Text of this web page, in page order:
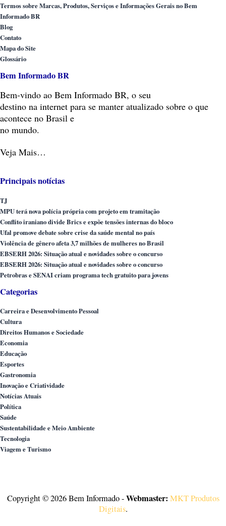
Termos sobre Marcas, Produtos, Serviços e Informações Gerais no Bem
Informado BR
Blog
Contato
Mapa do Site
Glossário
Bem Informado BR
Bem-vindo ao Bem Informado BR, o seu
destino na internet para se manter atualizado sobre o que
acontece no Brasil e
no mundo.
Veja Mais…
Principais notícias
TJ
MPU terá nova polícia própria com projeto em tramitação
Conflito iraniano divide Brics e expõe tensões internas do bloco
Ufal promove debate sobre crise da saúde mental no país
Violência de gênero afeta 3,7 milhões de mulheres no Brasil
EBSERH 2026: Situação atual e novidades sobre o concurso
EBSERH 2026: Situação atual e novidades sobre o concurso
Petrobras e SENAI criam programa tech gratuito para jovens
Categorias
Carreira e Desenvolvimento Pessoal
Cultura
Direitos Humanos e Sociedade
Economia
Educação
Esportes
Gastronomia
Inovação e Criatividade
Notícias Atuais
Política
Saúde
Sustentabilidade e Meio Ambiente
Tecnologia
Viagem e Turismo
Copyright © 2026 Bem Informado -Webmaster: MKT Produtos
Digitais.